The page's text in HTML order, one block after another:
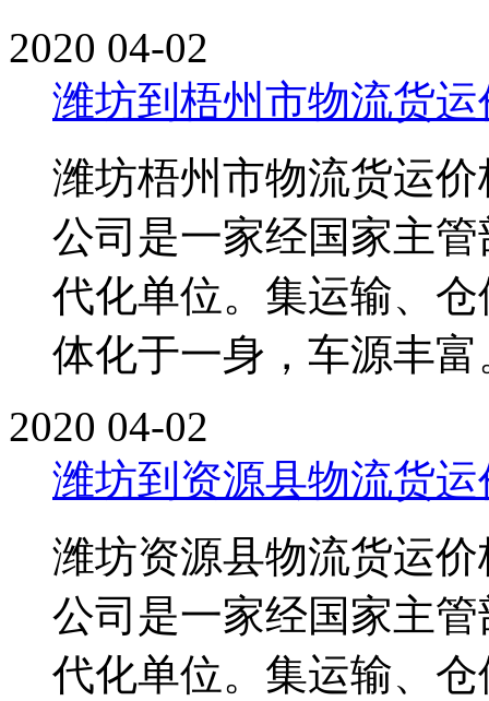
2020 04-02
潍坊到梧州市物流货
潍坊梧州市物流货运
公司是一家经国家主
代化单位。集运输、
体化于一身，车源丰富
2020 04-02
潍坊到资源县物流货
潍坊资源县物流货运
公司是一家经国家主
代化单位。集运输、